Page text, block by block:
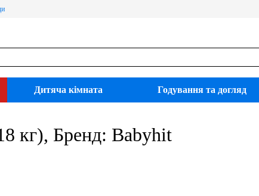
Дитяча кімната Годування та догляд
кг), Бренд: Babyhit